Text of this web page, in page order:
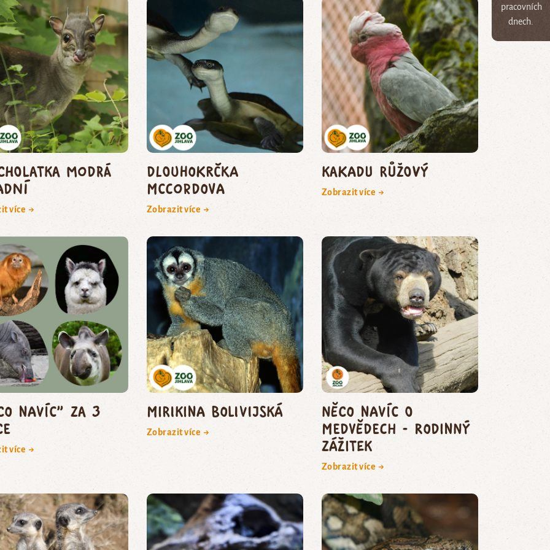
pracovních
dnech.
modrá
více →
dlouhokrčka
McCordova
Zobrazit více →
kakadu růžový
Zobrazit více →
navíc" za 3
více →
mirikina bolivijská
Zobrazit více →
Něco navíc o
medvědech - rodinný
zážitek
Zobrazit více →